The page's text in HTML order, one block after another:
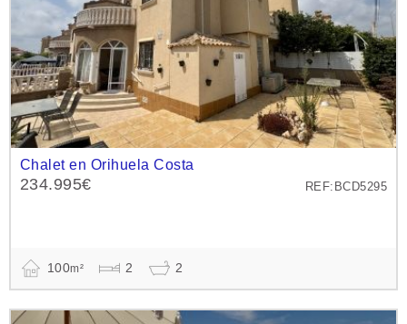
Chalet en Orihuela Costa
REF:BCD5295
234.995€
100m² 2 2